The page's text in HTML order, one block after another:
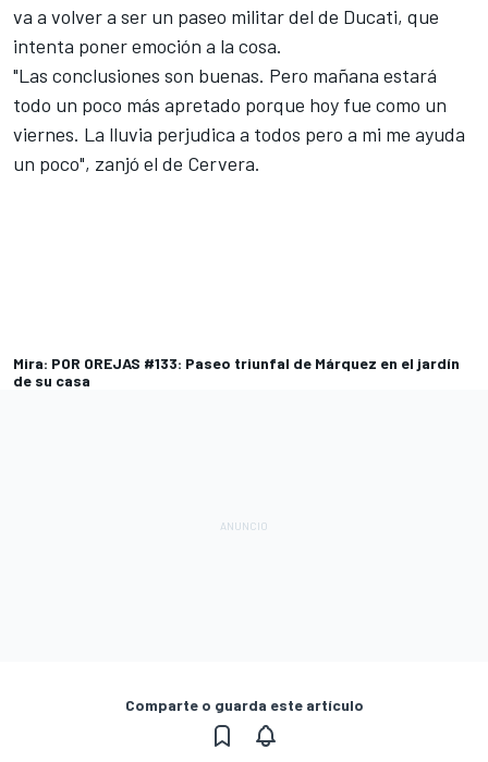
va a volver a ser un paseo militar del de Ducati, que
intenta poner emoción a la cosa.
"Las conclusiones son buenas. Pero mañana estará
todo un poco más apretado porque hoy fue como un
viernes. La lluvia perjudica a todos pero a mi me ayuda
un poco", zanjó el de Cervera.
Mira: POR OREJAS #133: Paseo triunfal de Márquez en el jardín
de su casa
Comparte o guarda este artículo